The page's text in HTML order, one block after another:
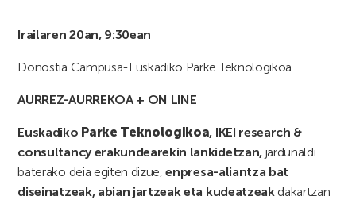
Irailaren 20an, 9:30ean
Donostia Campusa-Euskadiko Parke Teknologikoa
AURREZ-AURREKOA + ON LINE
Euskadiko Parke Teknologikoa, IKEI research &
consultancy erakundearekin lankidetzan, jardunaldi
baterako deia egiten dizue,enpresa-aliantza bat
diseinatzeak, abian jartzeak eta kudeatzeak dakartzan